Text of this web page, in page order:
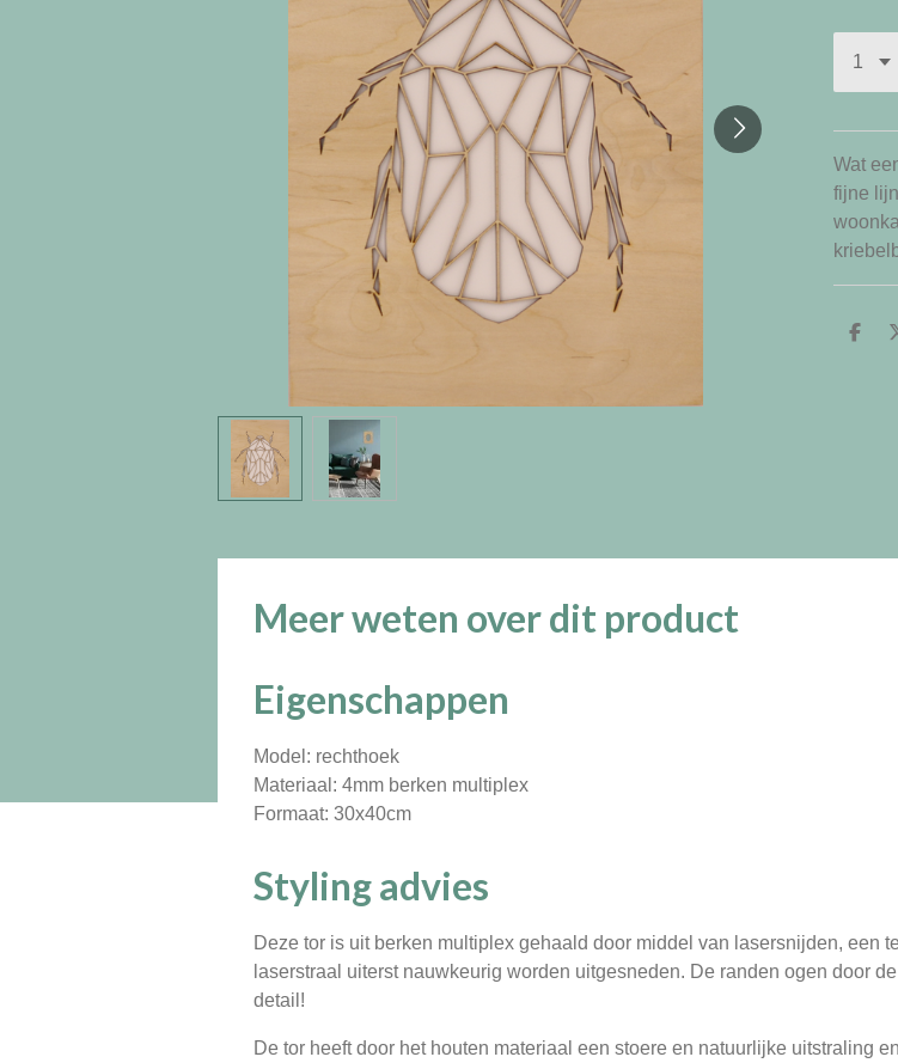
Wat
fijne
D
Meer weten over dit product
Eigenschappen
Model: rechthoek
Materiaal: 4mm berken multiplex
Formaat: 30x40cm
Styling advies
Deze tor is uit berken multiplex gehaald door middel van lasersnijden, een
laserstraal uiterst nauwkeurig worden uitgesneden. De randen ogen door
detail!
De tor heeft door het houten materiaal een stoere en natuurlijke uitstraling